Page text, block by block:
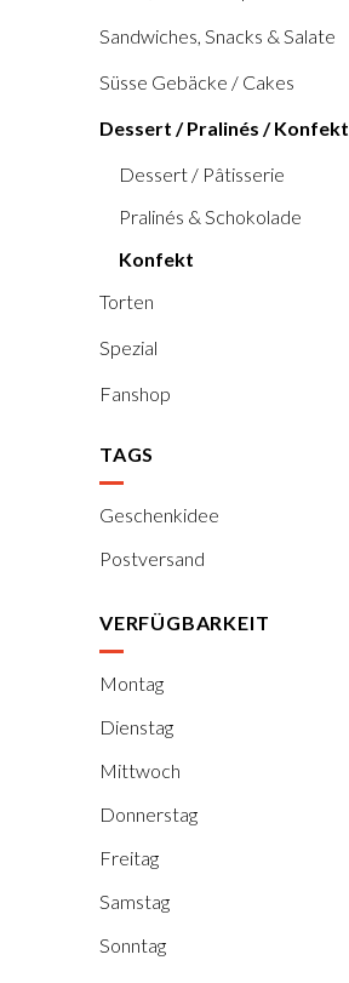
Sandwiches, Snacks & Salate
Süsse Gebäcke / Cakes
Dessert / Pralinés / Konfekt
Dessert / Pâtisserie
Pralinés & Schokolade
Konfekt
Torten
Spezial
Fanshop
TAGS
Geschenkidee
Postversand
VERFÜGBARKEIT
Montag
Dienstag
Mittwoch
Donnerstag
Freitag
Samstag
Sonntag